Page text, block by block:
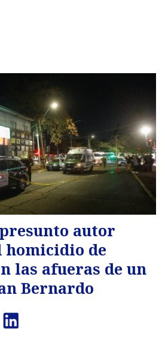
autor
de
las afueras de un
Bernardo